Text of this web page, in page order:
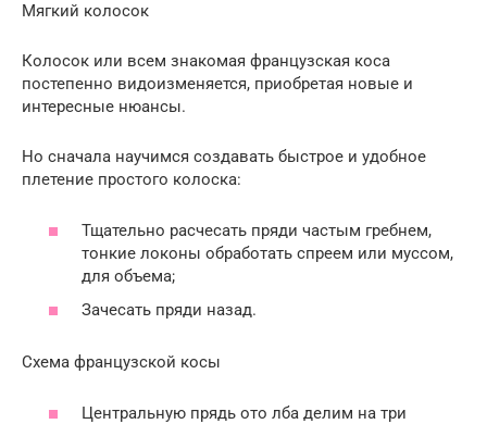
Мягкий колосок
Колосок или всем знакомая французская коса
постепенно видоизменяется, приобретая новые и
интересные нюансы.
Но сначала научимся создавать быстрое и удобное
плетение простого колоска:
Тщательно расчесать пряди частым гребнем,
тонкие локоны обработать спреем или муссом,
для объема;
Зачесать пряди назад.
Схема французской косы
Центральную прядь ото лба делим на три